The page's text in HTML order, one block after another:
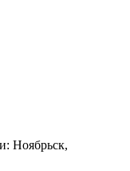
Ноябрьск,